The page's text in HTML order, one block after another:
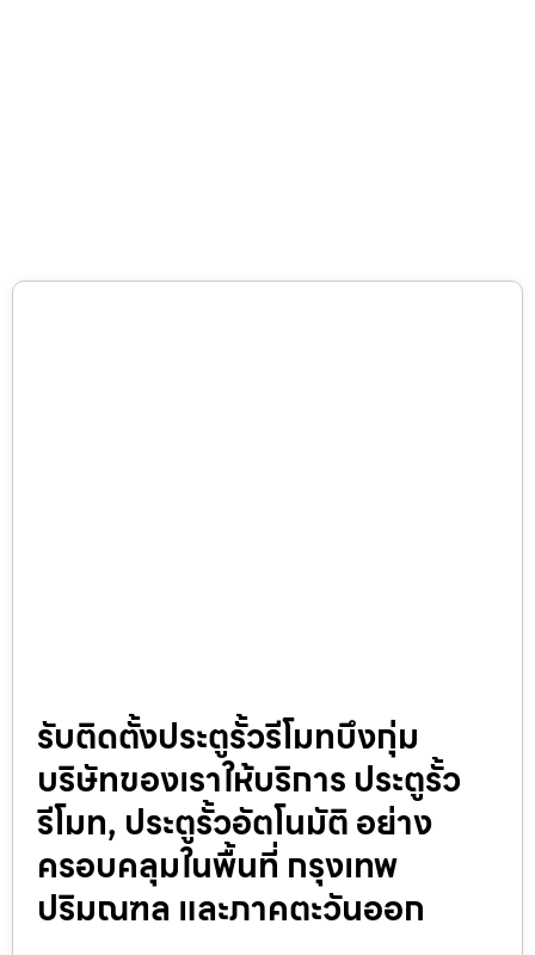
รับติดตั้งประตูรั้วรีโมทบึงกุ่ม
บริษัทของเราให้บริการ ประตูรั้ว
รีโมท, ประตูรั้วอัตโนมัติ อย่าง
ครอบคลุมในพื้นที่ กรุงเทพ
ปริมณฑล และภาคตะวันออก